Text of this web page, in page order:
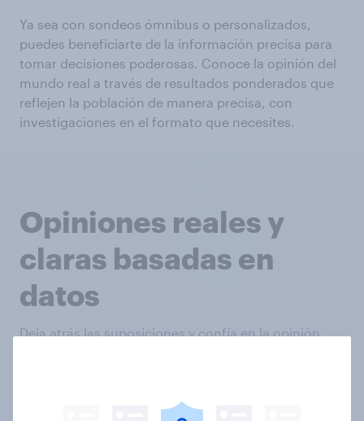
Ya sea con sondeos ómnibus o personalizados,
puedes beneficiarte de la información precisa para
tomar decisiones poderosas. Conoce la opinión del
mundo real a través de resultados ponderados que
reflejen la población de manera precisa, con
investigaciones en el formato que necesites.
Opiniones reales y
claras basadas en
datos
Deja atrás las suposiciones y confía en la opinión
personalizables, analizadas por expertos en política,